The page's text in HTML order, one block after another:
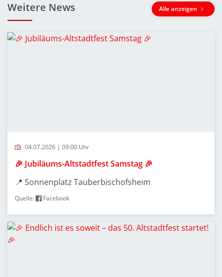
Weitere News Alle anzeigen
04.07.2026 | 09:00 Uhr
🎉 Jubiläums-Altstadtfest Samstag 🎉
📍 Sonnenplatz Tauberbischofsheim
Quelle: Facebook